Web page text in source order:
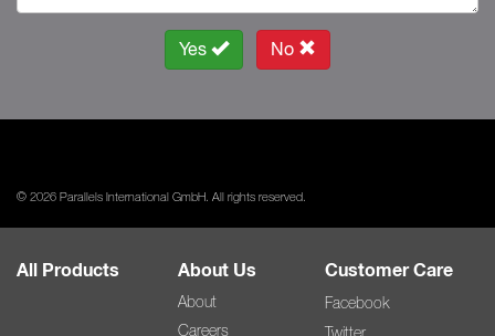
Yes No
© 2026 Parallels International GmbH. All rights reserved.
All Products About Us
About
Careers
Customer Care
Facebook